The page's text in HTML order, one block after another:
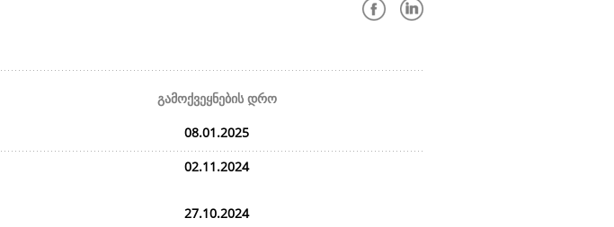
გამოქვეყნების დრო
08.01.2025
02.11.2024
27.10.2024